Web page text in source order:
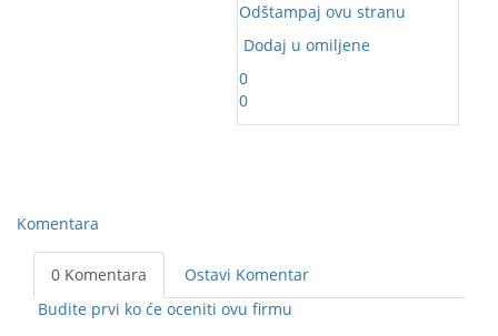
Odštampaj ovu stranu
Dodaj u omiljene
0
0
Komentara
0 Komentara
Ostavi Komentar
Budite prvi ko će oceniti ovu firmu